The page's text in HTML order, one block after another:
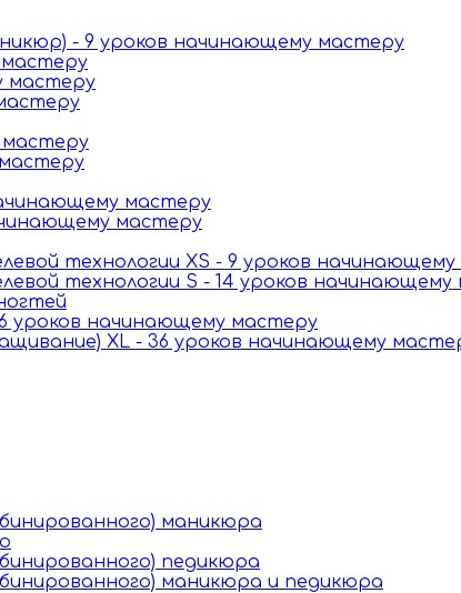
- 9 уроков начинающему мастеру
мастеру
мастеру
мастеру
мастеру
мастеру
технологии XS - 9 уроков
технологии S - 14 уроков начинающему
уроков начинающему мастеру
XL - 36 уроков начинающему
маникюра
педикюра
маникюра и педикюра